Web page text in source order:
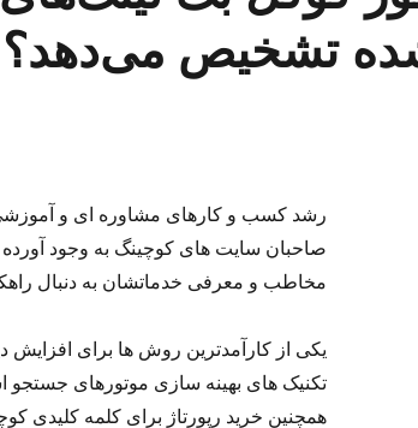
تشخیص می‌دهد؟
رشد کسب و کارهای مشاوره ای و
صاحبان سایت های کوچینگ به وجود
مخاطب و معرفی خدماتشان به دنبال
یکی از کارآمدترین روش ها برای افزایش
تکنیک های بهینه سازی موتورهای جستجو
همچنین خرید رپورتاژ برای کلمه کلیدی